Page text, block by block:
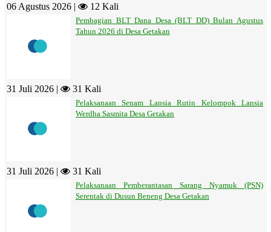
06 Agustus 2026 | 12 Kali
Pembagian BLT Dana Desa (BLT DD) Bulan Agustus
Tahun 2026 di Desa Getakan
31 Juli 2026 | 31 Kali
Pelaksanaan Senam Lansia Rutin Kelompok Lansia
Werdha Sasmita Desa Getakan
31 Juli 2026 | 31 Kali
Pelaksanaan Pemberantasan Sarang Nyamuk (PSN)
Serentak di Dusun Beneng Desa Getakan